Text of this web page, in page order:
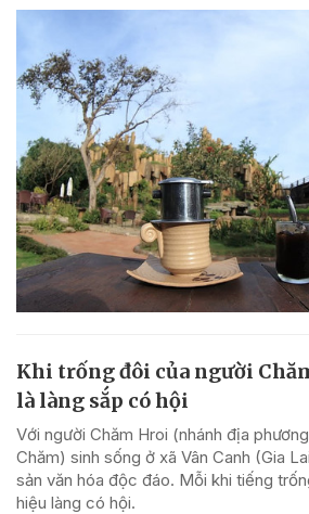
Khi trống đôi của người
là làng sắp có hội
Với người Chăm Hroi (nhánh địa
Chăm) sinh sống ở xã Vân Canh (Gia
sản văn hóa độc đáo. Mỗi khi tiếng
hiệu làng có hội.